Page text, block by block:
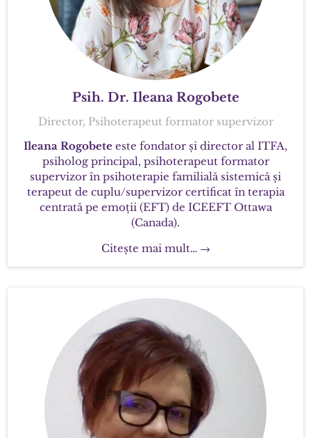
Psih. Dr. Ileana Rogobete
Director, Psihoterapeut formator supervizor
Ileana Rogobete este fondator și director al ITFA,
psiholog principal, psihoterapeut formator
supervizor în psihoterapie familială sistemică și
terapeut de cuplu/supervizor certificat în terapia
centrată pe emoții (EFT) de ICEEFT Ottawa
(Canada).
Citește mai mult… →